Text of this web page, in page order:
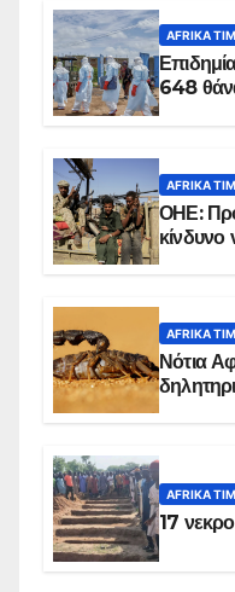
AFRIKA
648
AFRIKA
ΟΗΕ:
κίνδυνο
AFRIKA
Νότια
AFRIKA
17